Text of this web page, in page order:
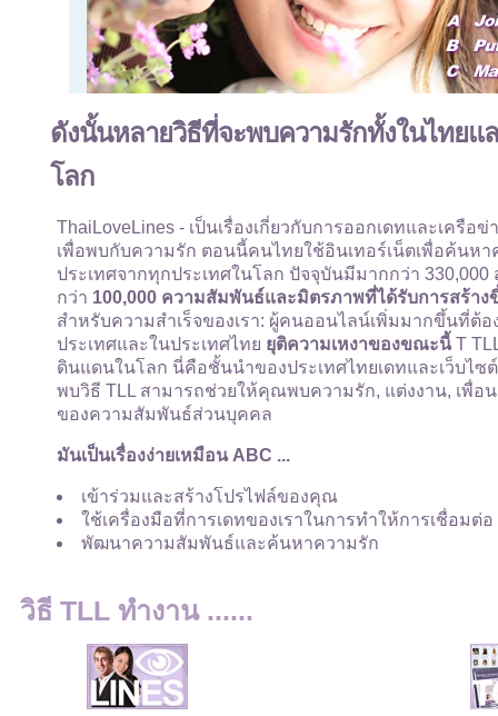
ดังนั้นหลายวิธีที่จะพบความรักทั้งในไทยแ
โลก
ThaiLoveLines - เป็นเรื่องเกี่ยวกับการออกเดทและเครือ
เพื่อพบกับความรัก ตอนนี้คนไทยใช้อินเทอร์เน็ตเพื่อค้นห
ประเทศจากทุกประเทศในโลก ปัจจุบันมีมากกว่า
กว่า 100,000 ความสัมพันธ์และมิตรภาพที่ได้รับการสร้าง
สำหรับความสำเร็จของเรา: ผู้คนออนไลน์เพิ่มมากขึ้นที่ต้
ประเทศและในประเทศไทย ยุติความเหงาของขณะนี้T
ดินแดนในโลก นี่คือชั้นนำของประเทศไทยเดทและเว็บไ
พบวิธี TLL สามารถช่วยให้คุณพบความรัก, แต่งงาน, เพื่อน
ของความสัมพันธ์ส่วนบุคคล
มันเป็นเรื่องง่ายเหมือน ABC ...
เข้าร่วมและสร้างโปรไฟล์ของคุณ
ใช้เครื่องมือที่การเดทของเราในการทำให้การเชื่อมต่อ
พัฒนาความสัมพันธ์และค้นหาความรัก
วิธี TLL ทำงาน ......